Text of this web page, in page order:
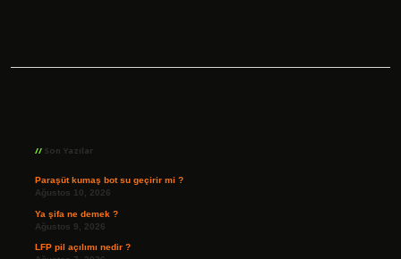
Son Yazılar
Paraşüt kumaş bot su geçirir mi ?
Ağustos 10, 2026
Ya şifa ne demek ?
Ağustos 9, 2026
LFP pil açılımı nedir ?